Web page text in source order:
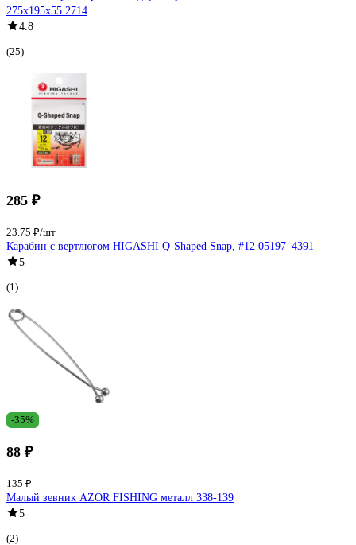
275х195х55 2714
4.8
(25)
285 ₽
23.75 ₽/шт
Карабин с вертлюгом HIGASHI Q-Shaped Snap, #12 05197_4391
5
(1)
-35%
88 ₽
135 ₽
Малый зевник AZOR FISHING металл 338-139
5
(2)